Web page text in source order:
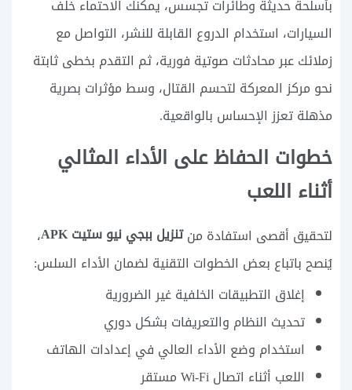
بأسلحة حديثة وطائرات تجسس، يمكنك الاحتماء خلف
السيارات، استخدام الدروع القابلة للنشر، التواصل مع
زملائك عبر محادثات صوتية فورية، ثم التقدم بخطى ثابتة
نحو مركز المعركة لتحسم القتال، وسط مؤثرات بصرية
مذهلة تعزز الإحساس بالواقعية.
خطوات الحفاظ على الأداء المثالي
أثناء اللعب
لتحقيق أقصى استفادة منتنزيل ببجي نيو ستيت APK
،
يُنصح باتباع بعض الخطوات التقنية لضمان الأداء السلس:
إغلاق التطبيقات الخلفية غير الضرورية
تحديث النظام والتعريفات بشكل دوري
استخدام وضع الأداء العالي في إعدادات الهاتف
اللعب أثناء اتصال Wi-Fi مستقر